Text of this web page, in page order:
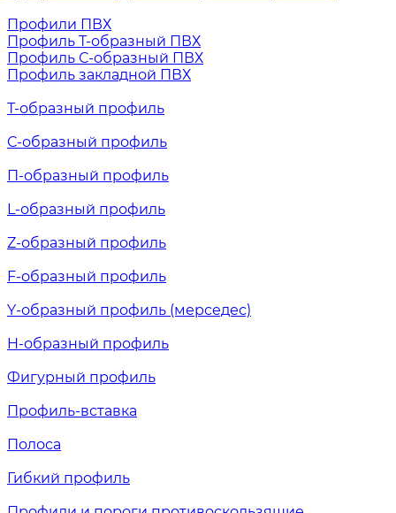
Профили ПВХ
Профиль Т-образный ПВХ
Профиль С-образный ПВХ
Профиль закладной ПВХ
Т-образный профиль
С-образный профиль
П-образный профиль
L-образный профиль
Z-образный профиль
F-образный профиль
Y-образный профиль (мерседес)
H-образный профиль
Фигурный профиль
Профиль-вставка
Полоса
Гибкий профиль